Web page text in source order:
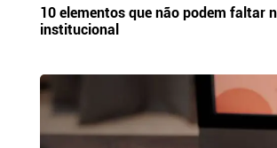
10 elementos que não podem faltar
institucional